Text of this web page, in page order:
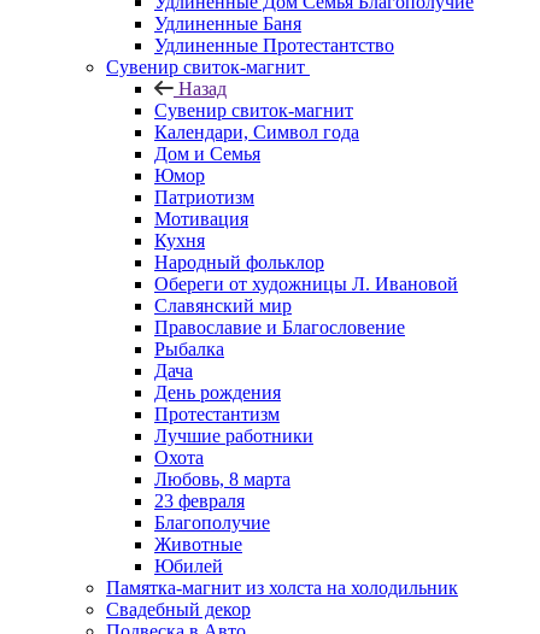
Удлиненные Баня
Удлиненные Протестантство
Сувенир свиток-магнит
Назад
Сувенир свиток-магнит
Календари, Символ года
Дом и Семья
Юмор
Патриотизм
Мотивация
Кухня
Народный фольклор
Обереги от художницы Л. Ивановой
Славянский мир
Православие и Благословение
Рыбалка
Дача
День рождения
Протестантизм
Лучшие работники
Охота
Любовь, 8 марта
23 февраля
Благополучие
Животные
Юбилей
Памятка-магнит из холста на холодильник
Свадебный декор